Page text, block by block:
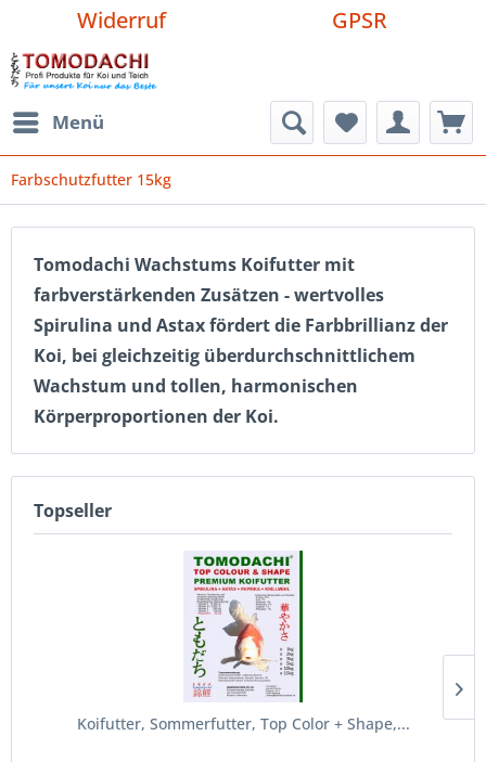
Widerruf GPSR
Menü
Farbschutzfutter 15kg
Tomodachi Wachstums Koifutter mit
farbverstärkenden Zusätzen - wertvolles
Spirulina und Astax fördert die Farbbrillianz der
Koi, bei gleichzeitig überdurchschnittlichem
Wachstum und tollen, harmonischen
Körperproportionen der Koi.
Topseller
Koifutter, Sommerfutter, Top Color + Shape,...